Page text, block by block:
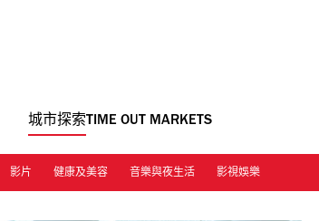
城市探索TIME OUT MARKETS
影片 健康及美容 音樂與夜生活 影視娛樂